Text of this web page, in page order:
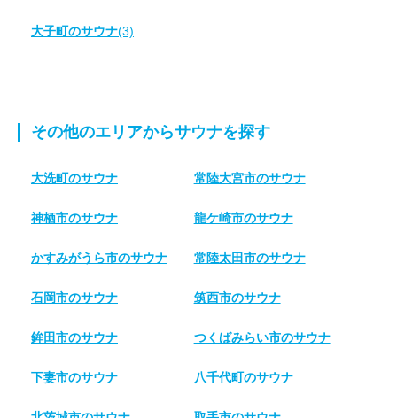
大子町のサウナ(3)
その他のエリアからサウナを探す
大洗町のサウナ 常陸大宮市のサウナ
神栖市のサウナ 龍ケ崎市のサウナ
かすみがうら市のサウナ 常陸太田市のサウナ
石岡市のサウナ 筑西市のサウナ
鉾田市のサウナ つくばみらい市のサウナ
下妻市のサウナ 八千代町のサウナ